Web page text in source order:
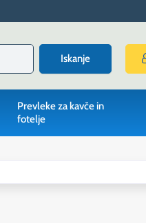
Iskanje
Prevleke za kavče in
fotelje